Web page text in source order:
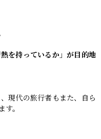
を持っているか」が目的地
現代の旅行者もまた、自ら
。